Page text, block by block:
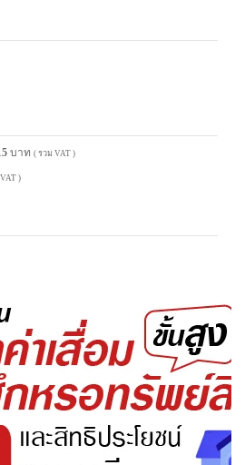
บาท ( รวม VAT )
)